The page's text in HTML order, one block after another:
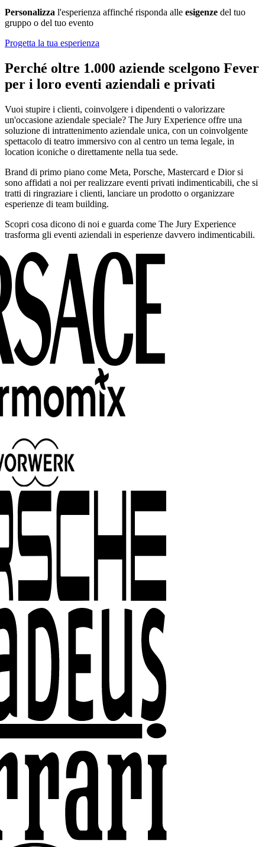
Personalizza l'esperienza affinché risponda alle esigenze del tuo
gruppo o del tuo evento
Progetta la tua esperienza
Perché oltre 1.000 aziende scelgono Fever
per i loro eventi aziendali e privati
Vuoi stupire i clienti, coinvolgere i dipendenti o valorizzare
un'occasione aziendale speciale? The Jury Experience offre una
soluzione di intrattenimento aziendale unica, con un coinvolgente
spettacolo di teatro immersivo con al centro un tema legale, in
location iconiche o direttamente nella tua sede.
Brand di primo piano come Meta, Porsche, Mastercard e Dior si
sono affidati a noi per realizzare eventi privati indimenticabili, che si
tratti di ringraziare i clienti, lanciare un prodotto o organizzare
esperienze di team building.
Scopri cosa dicono di noi e guarda come The Jury Experience
trasforma gli eventi aziendali in esperienze davvero indimenticabili.